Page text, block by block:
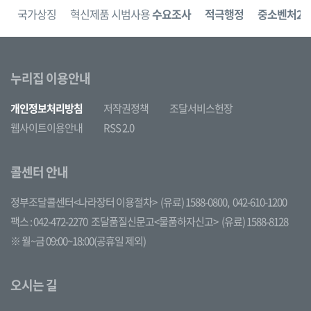
국가상징 혁신제품 시범사용수요조사 적극행정 중소벤처24
누리집 이용안내
개인정보처리방침 저작권정책
조달서비스헌장
웹사이트이용안내
RSS 2.0
콜센터 안내
정부조달콜센터<나라장터 이용절차> (유료) 1588-0800, 042-610-1200
팩스 : 042-472-2270 조달품질신문고<물품하자신고> (유료) 1588-8128
※ 월~금 09:00~18:00(공휴일 제외)
오시는 길